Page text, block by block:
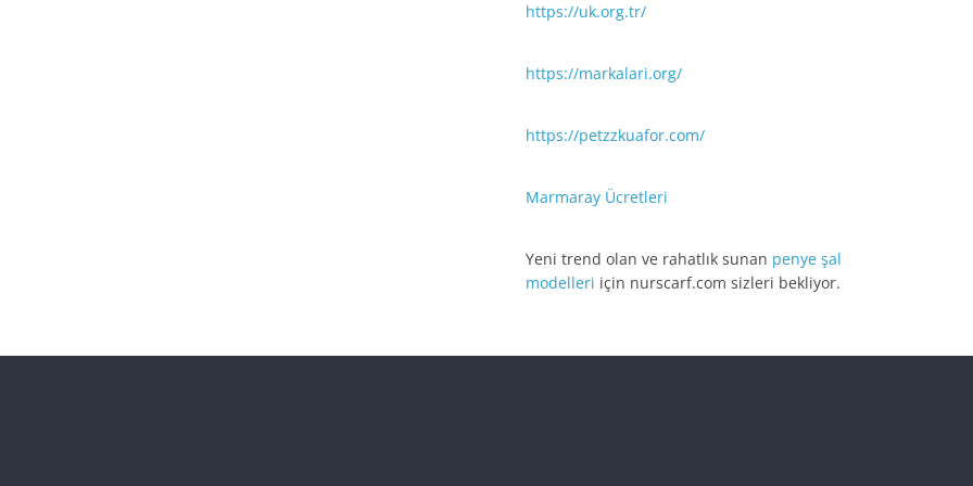
https://uk.org.tr/
https://markalari.org/
https://petzzkuafor.com/
Marmaray Ücretleri
Yeni trend olan ve rahatlık sunan penye şal
modelleri için nurscarf.com sizleri bekliyor.